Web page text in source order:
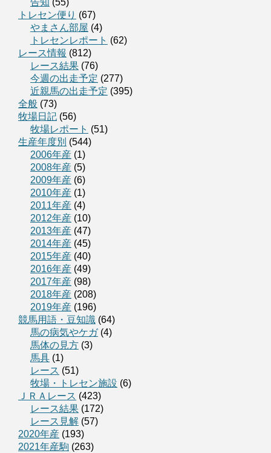
告知 (55)
トレセン便り (67)
やまさん部屋 (4)
トレセンレポート (62)
レース情報 (812)
レース結果 (76)
今週の出走予定 (277)
近親馬の出走予定 (395)
全般 (73)
牧場日記 (56)
牧場レポート (51)
生産年度別 (544)
2006年産 (1)
2008年産 (5)
2009年産 (6)
2010年産 (1)
2011年産 (4)
2012年産 (10)
2013年産 (47)
2014年産 (45)
2015年産 (40)
2016年産 (49)
2017年産 (98)
2018年産 (208)
2019年産 (196)
競馬用語・豆知識 (64)
馬の病気やケガ(4)
馬体の見方 (3)
馬具 (1)
レース (51)
牧場・トレセン施設 (6)
ＪＲＡレース (423)
レース結果 (172)
レース見解 (57)
2020年産 (193)
2021年産駒 (263)